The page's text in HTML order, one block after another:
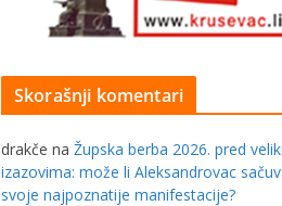
Skorašnji komentari
drakče na Župska berba 2026. pred
izazovima: može li Aleksandrovac
svoje najpoznatije manifestacije?